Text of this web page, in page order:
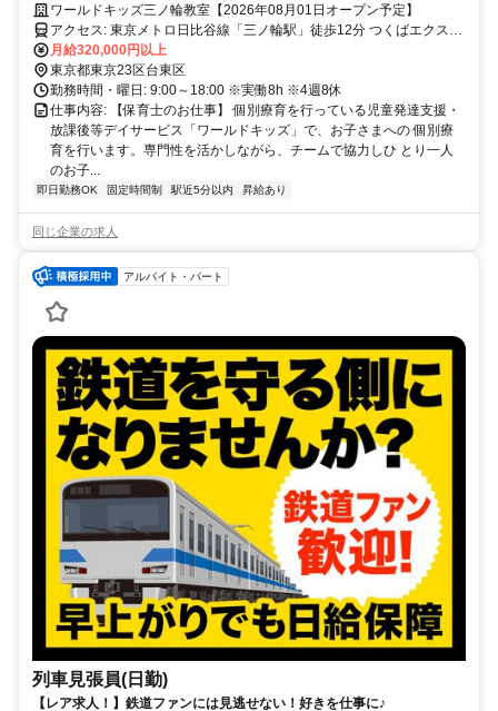
の個別療育に携わりませんか？
ワールドキッズ三ノ輪教室【2026年08月01日オープン予定】
アクセス: 東京メトロ日比谷線「三ノ輪駅」徒歩12分 つくばエクスプ
レス「南千住駅」徒歩15分 東京メトロ日比谷線「南千住駅」徒歩16
分
月給320,000円以上
東京都東京23区台東区
勤務時間・曜日: 9:00～18:00 ※実働8h ※4週8休
仕事内容: 【保育士のお仕事】 個別療育を行っている児童発達支援・
放課後等デイサービス「ワールドキッズ」で、お子さまへの 個別療
育を行います。専門性を活かしながら、チームで協力しひ とり一人
のお子...
即日勤務OK 固定時間制 駅近5分以内 昇給あり
同じ企業の求人
アルバイト・パート
列車見張員(日勤)
【レア求人！】鉄道ファンには見逃せない！好きを仕事に♪